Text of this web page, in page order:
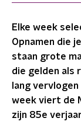
Elke week
Opnamen die
staan grote
die gelden als
lang
week viert de
zijn 85e